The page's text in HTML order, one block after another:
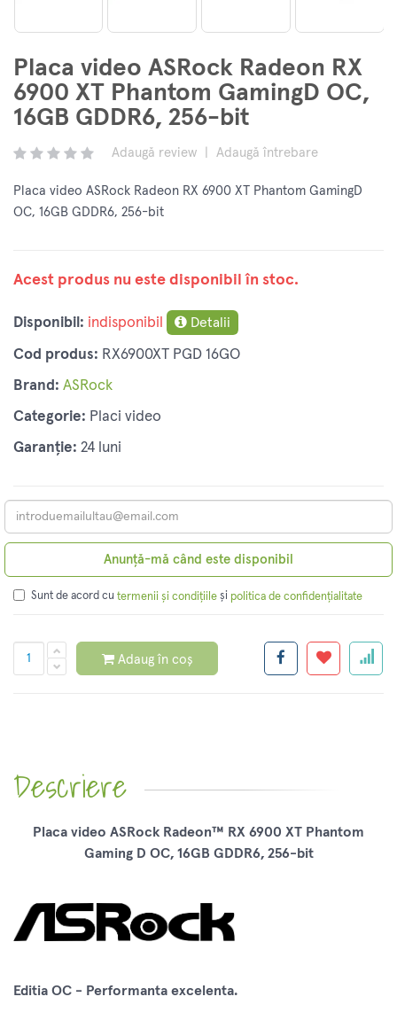
Placa video ASRock Radeon RX
6900 XT Phantom GamingD OC,
16GB GDDR6, 256-bit
Adaugă review Adaugă întrebare
Placa video ASRock Radeon RX 6900 XT Phantom GamingD
OC, 16GB GDDR6, 256-bit
Acest produs nu este disponibil în stoc.
Disponibil: indisponibil Detalii
Cod produs: RX6900XT PGD 16GO
Brand: ASRock
Categorie: Placi video
Garanție: 24 luni
Anunță-mă când este disponibil
Sunt de acord cu termenii și condițiile și politica de confidențialitate
Adaug în coș
Descriere
Placa video ASRock Radeon™ RX 6900 XT Phantom
Gaming D OC, 16GB GDDR6, 256-bit
Editia OC - Performanta excelenta.